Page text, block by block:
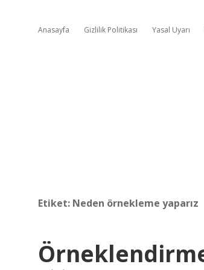
Anasayfa Gizlilik Politikası Yasal Uyarı
Etiket: Neden örnekleme yaparız